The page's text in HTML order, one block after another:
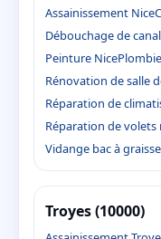
Assainissement Nice
Débouchage de
Peinture Nice
Rénovation de salle
Réparation de
Réparation de
Vidange bac à
Troyes (10000)